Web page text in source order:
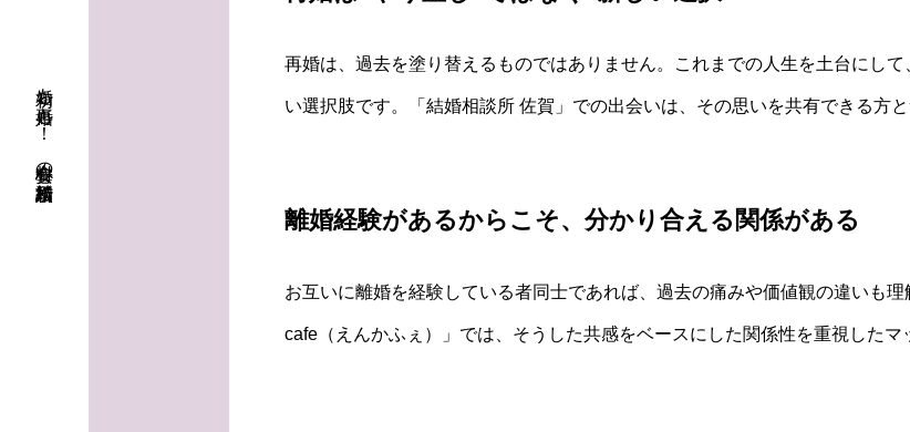
初婚も再婚も！ 安心料金の結婚相談所
再婚は、過去を塗り替えるものではありません。これまでの人生を土台にし
い選択肢です。「結婚相談所 佐賀」での出会いは、その思いを共有できる方
離婚経験があるからこそ、分かり合える関係がある
お互いに離婚を経験している者同士であれば、過去の痛みや価値観の違いも
cafe（えんかふぇ）」では、そうした共感をベースにした関係性を重視したマ